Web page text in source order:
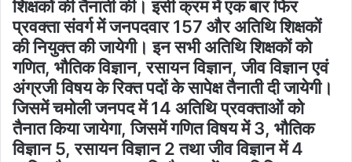
शिक्षकों की तैनाती की। इसी क्रम में एक बार फिर
प्रवक्ता संवर्ग में जनपदवार 157 और अतिथि शिक्षकों
की नियुक्त की जायेगी। इन सभी अतिथि शिक्षकों को
गणित, भौतिक विज्ञान, रसायन विज्ञान, जीव विज्ञान एवं
अंग्रजी विषय के रिक्त पदों के सापेक्ष तैनाती दी जायेगी।
जिसमें चमोली जनपद में 14 अतिथि प्रवक्ताओं को
तैनात किया जायेगा, जिसमें गणित विषय में 3, भौतिक
विज्ञान 5, रसायन विज्ञान 2 तथा जीव विज्ञान में 4